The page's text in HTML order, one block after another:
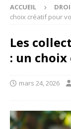
ACCUEIL
choix créatif pour
Les
: un
mars 24, 2026